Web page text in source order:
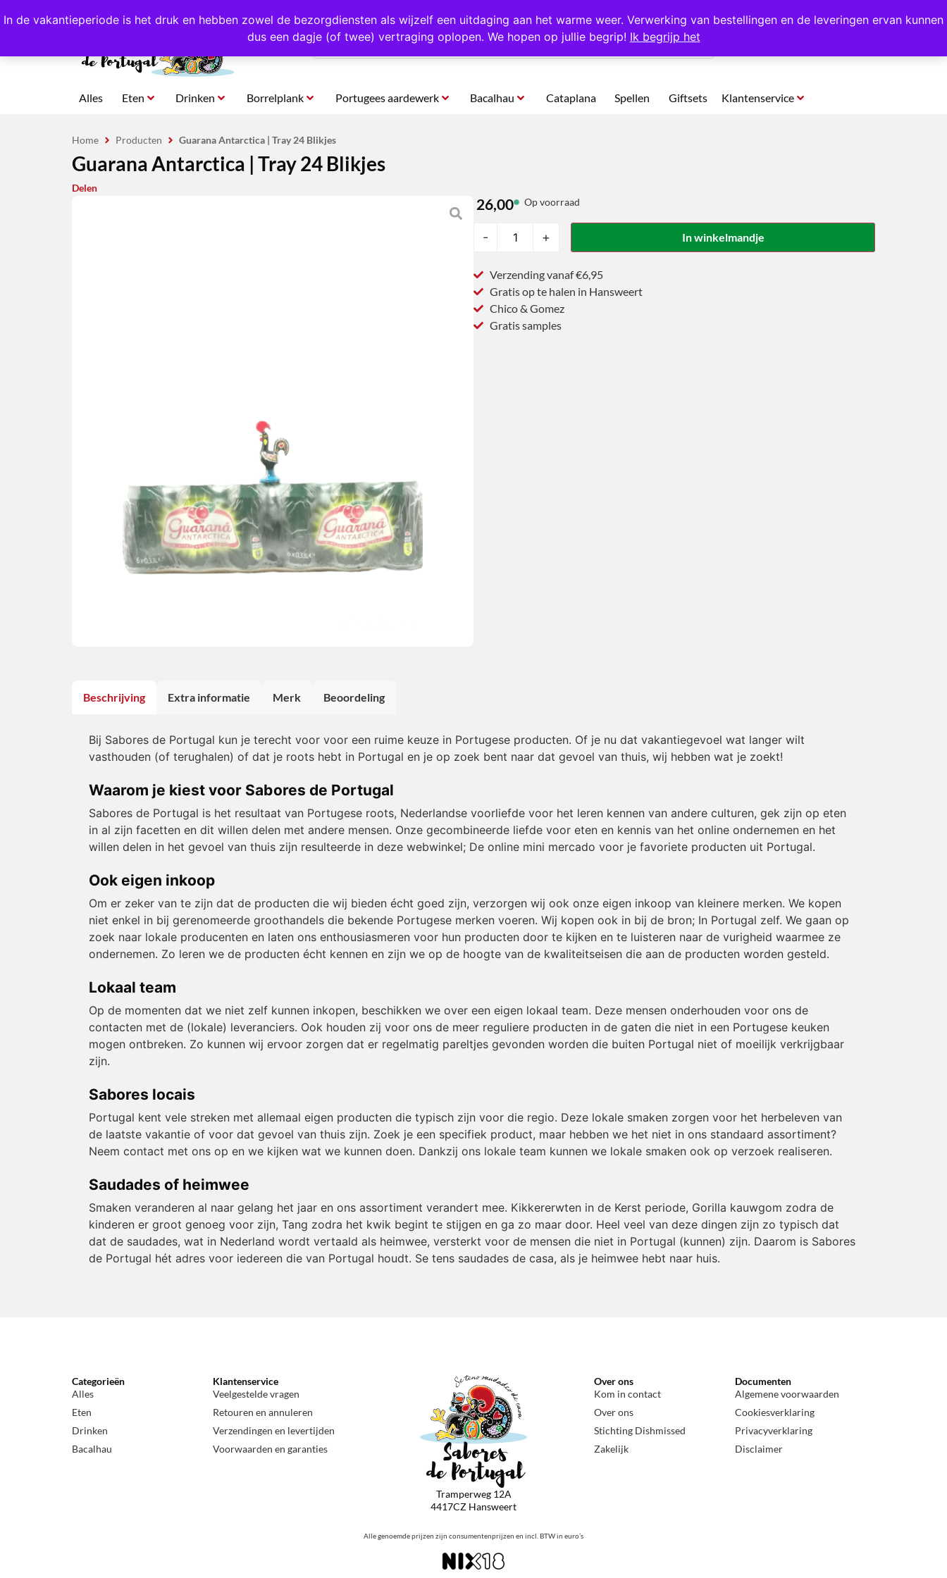
In de vakantieperiode is het druk en hebben zowel de bezorgdiensten als wijzelf een uitdaging aan het warme weer. Verwerking van bestellingen en de leveringen ervan kunnen
dus een dagje (of twee) vertraging oplopen. We hopen op jullie begrip! Ik begrijp het
4,8/5,0 sterren beoordeeld! Eigen import uit Portugal Altijd 1000 verschillende producten op voorraad Gratis op te halen in Hansweert
Alles Eten Drinken Borrelplank Portugees aardewerk Bacalhau Cataplana Spellen Giftsets Klantenservice
Home Producten Guarana Antarctica | Tray 24 Blikjes
Guarana Antarctica | Tray 24 Blikjes
Delen
26,00 Op voorraad
- + In winkelmandje
Verzending vanaf €6,95
Gratis op te halen in Hansweert
Chico & Gomez
Gratis samples
Beschrijving Extra informatie Merk Beoordeling
Bij Sabores de Portugal kun je terecht voor voor een ruime keuze in Portugese producten. Of je nu dat vakantiegevoel wat langer wilt
vasthouden (of terughalen) of dat je roots hebt in Portugal en je op zoek bent naar dat gevoel van thuis, wij hebben wat je zoekt!
Waarom je kiest voor Sabores de Portugal
Sabores de Portugal is het resultaat van Portugese roots, Nederlandse voorliefde voor het leren kennen van andere culturen, gek zijn op eten
in al zijn facetten en dit willen delen met andere mensen. Onze gecombineerde liefde voor eten en kennis van het online ondernemen en het
willen delen in het gevoel van thuis zijn resulteerde in deze webwinkel; De online mini mercado voor je favoriete producten uit Portugal.
Ook eigen inkoop
Om er zeker van te zijn dat de producten die wij bieden écht goed zijn, verzorgen wij ook onze eigen inkoop van kleinere merken. We kopen
niet enkel in bij gerenomeerde groothandels die bekende Portugese merken voeren. Wij kopen ook in bij de bron; In Portugal zelf. We gaan op
zoek naar lokale producenten en laten ons enthousiasmeren voor hun producten door te kijken en te luisteren naar de vurigheid waarmee ze
ondernemen. Zo leren we de producten écht kennen en zijn we op de hoogte van de kwaliteitseisen die aan de producten worden gesteld.
Lokaal team
Op de momenten dat we niet zelf kunnen inkopen, beschikken we over een eigen lokaal team. Deze mensen onderhouden voor ons de
contacten met de (lokale) leveranciers. Ook houden zij voor ons de meer reguliere producten in de gaten die niet in een Portugese keuken
mogen ontbreken. Zo kunnen wij ervoor zorgen dat er regelmatig pareltjes gevonden worden die buiten Portugal niet of moeilijk verkrijgbaar
zijn.
Sabores locais
Portugal kent vele streken met allemaal eigen producten die typisch zijn voor die regio. Deze lokale smaken zorgen voor het herbeleven van
de laatste vakantie of voor dat gevoel van thuis zijn. Zoek je een specifiek product, maar hebben we het niet in ons standaard assortiment?
Neem contact met ons op en we kijken wat we kunnen doen. Dankzij ons lokale team kunnen we lokale smaken ook op verzoek realiseren.
Saudades of heimwee
Smaken veranderen al naar gelang het jaar en ons assortiment verandert mee. Kikkererwten in de Kerst periode, Gorilla kauwgom zodra de
kinderen er groot genoeg voor zijn, Tang zodra het kwik begint te stijgen en ga zo maar door. Heel veel van deze dingen zijn zo typisch dat
dat de saudades, wat in Nederland wordt vertaald als heimwee, versterkt voor de mensen die niet in Portugal (kunnen) zijn. Daarom is Sabores
de Portugal hét adres voor iedereen die van Portugal houdt. Se tens saudades de casa, als je heimwee hebt naar huis.
Categorieën
Alles
Eten
Drinken
Bacalhau
Klantenservice
Veelgestelde vragen
Retouren en annuleren
Verzendingen en levertijden
Voorwaarden en garanties
Tramperweg 12A
4417CZ Hansweert
Alle genoemde prijzen zijn consumentenprijzen en incl. BTW in euro’s
Over ons
Kom in contact
Over ons
Stichting Dishmissed
Zakelijk
Documenten
Algemene voorwaarden
Cookiesverklaring
Privacyverklaring
Disclaimer